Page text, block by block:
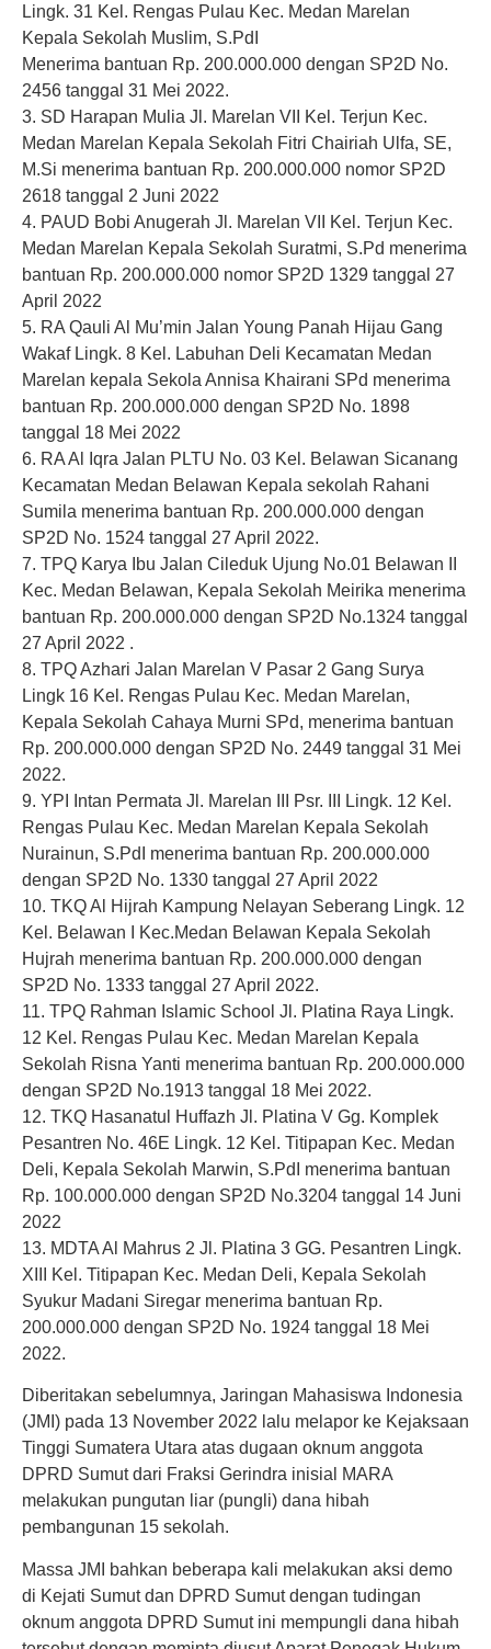
Lingk. 31 Kel. Rengas Pulau Kec. Medan Marelan
Kepala Sekolah Muslim, S.PdI
Menerima bantuan Rp. 200.000.000 dengan SP2D No.
2456 tanggal 31 Mei 2022.
3. SD Harapan Mulia Jl. Marelan VII Kel. Terjun Kec.
Medan Marelan Kepala Sekolah Fitri Chairiah Ulfa, SE,
M.Si menerima bantuan Rp. 200.000.000 nomor SP2D
2618 tanggal 2 Juni 2022
4. PAUD Bobi Anugerah Jl. Marelan VII Kel. Terjun Kec.
Medan Marelan Kepala Sekolah Suratmi, S.Pd menerima
bantuan Rp. 200.000.000 nomor SP2D 1329 tanggal 27
April 2022
5. RA Qauli Al Mu’min Jalan Young Panah Hijau Gang
Wakaf Lingk. 8 Kel. Labuhan Deli Kecamatan Medan
Marelan kepala Sekola Annisa Khairani SPd menerima
bantuan Rp. 200.000.000 dengan SP2D No. 1898
tanggal 18 Mei 2022
6. RA Al Iqra Jalan PLTU No. 03 Kel. Belawan Sicanang
Kecamatan Medan Belawan Kepala sekolah Rahani
Sumila menerima bantuan Rp. 200.000.000 dengan
SP2D No. 1524 tanggal 27 April 2022.
7. TPQ Karya Ibu Jalan Cileduk Ujung No.01 Belawan II
Kec. Medan Belawan, Kepala Sekolah Meirika menerima
bantuan Rp. 200.000.000 dengan SP2D No.1324 tanggal
27 April 2022 .
8. TPQ Azhari Jalan Marelan V Pasar 2 Gang Surya
Lingk 16 Kel. Rengas Pulau Kec. Medan Marelan,
Kepala Sekolah Cahaya Murni SPd, menerima bantuan
Rp. 200.000.000 dengan SP2D No. 2449 tanggal 31 Mei
2022.
9. YPI Intan Permata Jl. Marelan III Psr. III Lingk. 12 Kel.
Rengas Pulau Kec. Medan Marelan Kepala Sekolah
Nurainun, S.PdI menerima bantuan Rp. 200.000.000
dengan SP2D No. 1330 tanggal 27 April 2022
10. TKQ Al Hijrah Kampung Nelayan Seberang Lingk. 12
Kel. Belawan I Kec.Medan Belawan Kepala Sekolah
Hujrah menerima bantuan Rp. 200.000.000 dengan
SP2D No. 1333 tanggal 27 April 2022.
11. TPQ Rahman Islamic School Jl. Platina Raya Lingk.
12 Kel. Rengas Pulau Kec. Medan Marelan Kepala
Sekolah Risna Yanti menerima bantuan Rp. 200.000.000
dengan SP2D No.1913 tanggal 18 Mei 2022.
12. TKQ Hasanatul Huffazh Jl. Platina V Gg. Komplek
Pesantren No. 46E Lingk. 12 Kel. Titipapan Kec. Medan
Deli, Kepala Sekolah Marwin, S.PdI menerima bantuan
Rp. 100.000.000 dengan SP2D No.3204 tanggal 14 Juni
2022
13. MDTA Al Mahrus 2 Jl. Platina 3 GG. Pesantren Lingk.
XIII Kel. Titipapan Kec. Medan Deli, Kepala Sekolah
Syukur Madani Siregar menerima bantuan Rp.
200.000.000 dengan SP2D No. 1924 tanggal 18 Mei
2022.
Diberitakan sebelumnya, Jaringan Mahasiswa Indonesia
(JMI) pada 13 November 2022 lalu melapor ke Kejaksaan
Tinggi Sumatera Utara atas dugaan oknum anggota
DPRD Sumut dari Fraksi Gerindra inisial MARA
melakukan pungutan liar (pungli) dana hibah
pembangunan 15 sekolah.
Massa JMI bahkan beberapa kali melakukan aksi demo
di Kejati Sumut dan DPRD Sumut dengan tudingan
oknum anggota DPRD Sumut ini mempungli dana hibah